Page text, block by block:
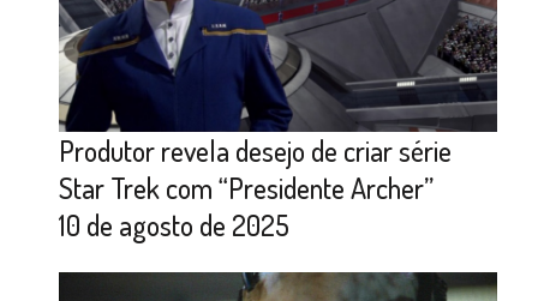
Produtor revela desejo de criar série
Star Trek com “Presidente Archer”
10 de agosto de 2025